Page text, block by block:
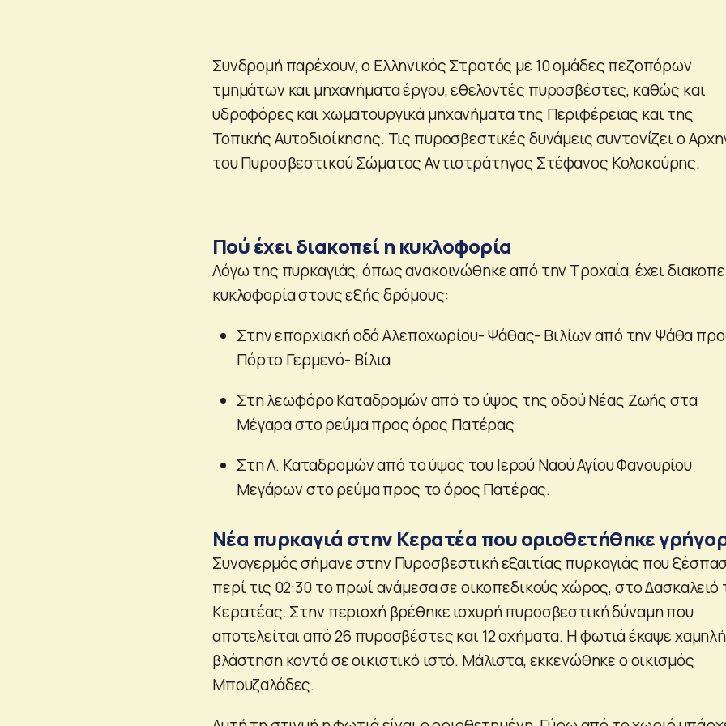
Συνδρομή παρέχουν, ο Ελληνικός Στρατός με 10 ομάδες πεζοπόρων
τμημάτων και μηχανήματα έργου, εθελοντές πυροσβέστες, καθώς και
υδροφόρες και χωματουργικά μηχανήματα της Περιφέρειας και της
Τοπικής Αυτοδιοίκησης. Τις πυροσβεστικές δυνάμεις συντονίζει ο
του Πυροσβεστικού Σώματος Αντιστράτηγος Στέφανος Κολοκούρης.
Πού έχει διακοπεί η κυκλοφορία
Λόγω της πυρκαγιάς, όπως ανακοινώθηκε από την Τροχαία, έχει
κυκλοφορία στους εξής δρόμους:
Στην επαρχιακή οδό Αλεποχωρίου- Ψάθας- Βιλίων από την Ψάθα
Πόρτο Γερμενό- Βίλια
Στη λεωφόρο Καταδρομών από το ύψος της οδού Νέας Ζωής στα
Μέγαρα στο ρεύμα προς όρος Πατέρας
Στη Λ. Καταδρομών από το ύψος του Ιερού Ναού Αγίου Φανουρίου
Μεγάρων στο ρεύμα προς το όρος Πατέρας.
Νέα πυρκαγιά στην Κερατέα που οριοθετήθηκε
Συναγερμός σήμανε στην Πυροσβεστική εξαιτίας πυρκαγιάς που
περί τις 02:30 το πρωί ανάμεσα σε οικοπεδικούς χώρος, στο Δασκαλειό
Κερατέας. Στην περιοχή βρέθηκε ισχυρή πυροσβεστική δύναμη που
αποτελείται από 26 πυροσβέστες και 12 οχήματα. Η φωτιά έκαψε χαμηλή
βλάστηση κοντά σε οικιστικό ιστό. Μάλιστα, εκκενώθηκε ο οικισμός
Μπουζαλάδες.